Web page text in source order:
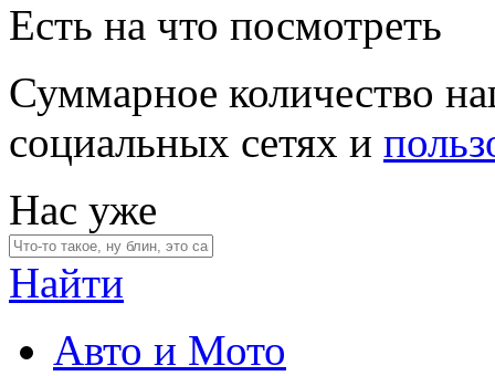
Есть на что посмотреть
Суммарное количество
социальных сетях и
Нас уже
Найти
Авто и Мото